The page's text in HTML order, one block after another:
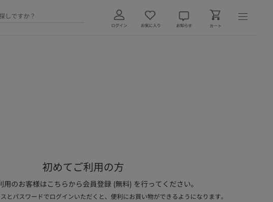
初めてご利用の方
用のお客様はこちらから会員登録 (無料) を行ってください。
とパスワードでログインいただくと、便利にお買い物ができるようになります。